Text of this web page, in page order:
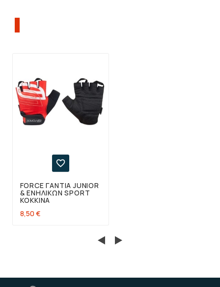

FORCE ΓΆΝΤΙΑ JUNIOR
& ΕΝΗΛΊΚΩΝ SPORT
ΚΌΚΚΙΝΑ
8,50 €